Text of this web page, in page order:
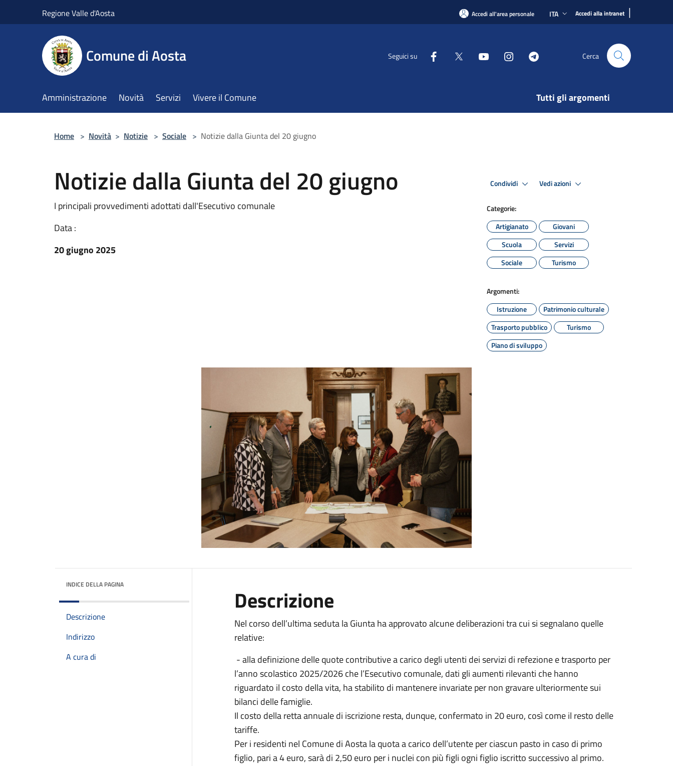
Regione Valle d'Aosta Accedi all'area personale ITA Accedi alla intranet |
Comune di Aosta Seguici su Cerca
Amministrazione Novità Servizi Vivere il Comune Tutti gli argomenti
Home > Novità > Notizie > Sociale > Notizie dalla Giunta del 20 giugno
Notizie dalla Giunta del 20 giugno
I principali provvedimenti adottati dall'Esecutivo comunale
Data :
20 giugno 2025
Condividi Vedi azioni
Categorie:
Artigianato
Giovani
Scuola
Servizi
Sociale
Turismo
Argomenti:
Istruzione
Patrimonio culturale
Trasporto pubblico
Turismo
Piano di sviluppo
INDICE DELLA PAGINA
Descrizione
Indirizzo
A cura di
Descrizione
Nel corso dell’ultima seduta la Giunta ha approvato alcune deliberazioni tra cui si segnalano quelle
relative:
- alla definizione delle quote contributive a carico degli utenti dei servizi di refezione e trasporto per
l’anno scolastico 2025/2026 che l’Esecutivo comunale, dati gli aumenti rilevanti che hanno
riguardato il costo della vita, ha stabilito di mantenere invariate per non gravare ulteriormente sui
bilanci delle famiglie.
Il costo della retta annuale di iscrizione resta, dunque, confermato in 20 euro, così come il resto delle
tariffe.
Per i residenti nel Comune di Aosta la quota a carico dell’utente per ciascun pasto in caso di primo
figlio, pari a 4 euro, sarà di 2,50 euro per i nuclei con più figli ogni figlio iscritto successivo al primo.